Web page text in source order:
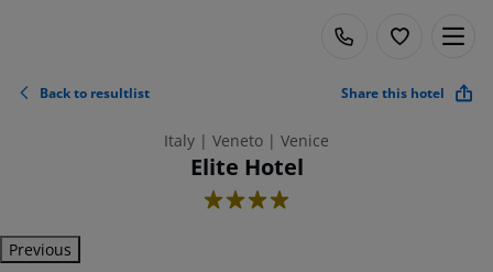
Back to resultlist Share this hotel
Italy | Veneto | Venice
Elite Hotel
4
Previous